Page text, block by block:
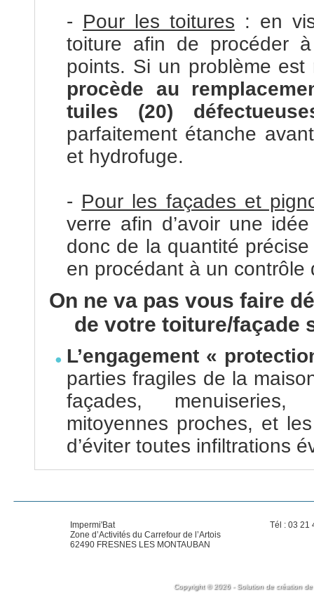
- Pour les toitures : en
toiture afin de procéder
points. Si un problème
procède au
tuiles (20)
parfaitement étanche
et hydrofuge.
- Pour les façades et
verre afin d’avoir une
donc de la quantité
en procédant à un contrôle
On ne va pas vous faire
de votre toiture/façade
L’engagement «
parties fragiles de la
façades, menuiseries,
mitoyennes proches, et
d’éviter toutes infiltrations
Impermi'Bat
Zone d’Activités du Carrefour de l’Artois
62490 FRESNES LES MONTAUBAN
Tél : 03 21
Copyright © 2026 - Solution de création